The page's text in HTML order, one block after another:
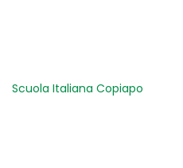
Scuola Italiana Copiapo